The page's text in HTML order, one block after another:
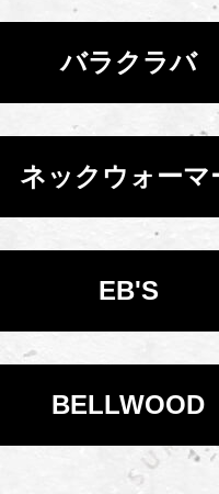
バラクラバ
ネックウォーマ
EB'S
BELLWOOD